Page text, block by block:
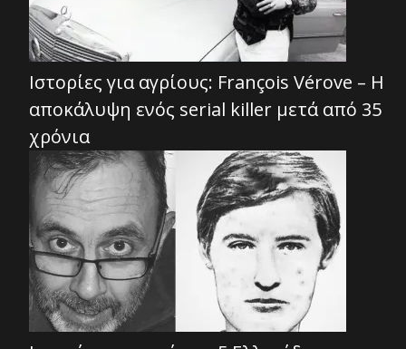
Ιστορίες για αγρίους: François Vérove – Η
αποκάλυψη ενός serial killer μετά από 35
χρόνια